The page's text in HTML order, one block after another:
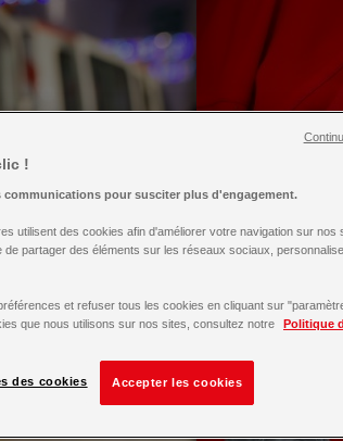
!
communications pour susciter plus d'engagement.
utilisent des cookies afin d'améliorer votre navigation sur nos
partager des éléments sur les réseaux sociaux,
et refuser tous les cookies en cliquant sur
que nous utilisons sur nos sites, consultez notre
Politique
Accepter les cookies
des cookies